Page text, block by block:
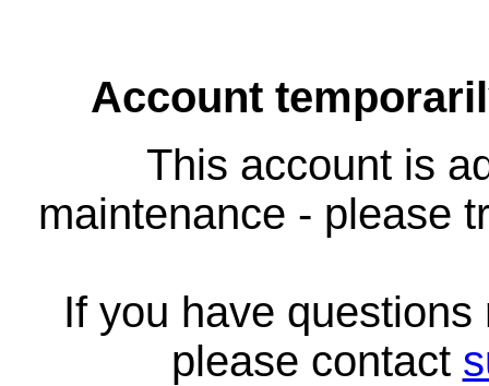
Account
This account is
maintenance - please
If you have
please contact